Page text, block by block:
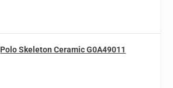
Polo Skeleton Ceramic G0A49011